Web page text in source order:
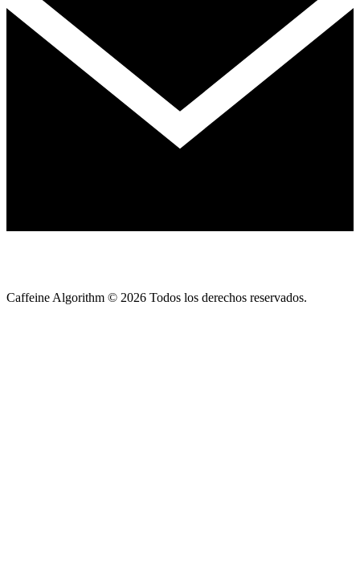
Caffeine Algorithm © 2026 Todos los derechos reservados.